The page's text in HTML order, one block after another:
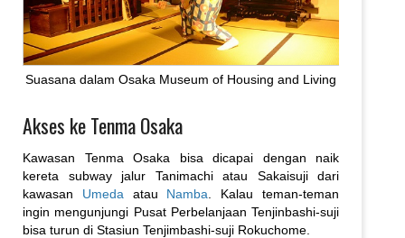
Suasana dalam Osaka Museum of Housing and Living
Akses ke Tenma Osaka
Kawasan Tenma Osaka bisa dicapai dengan naik
kereta subway jalur Tanimachi atau Sakaisuji dari
kawasan Umeda atau Namba . Kalau teman-teman
ingin mengunjungi Pusat Perbelanjaan Tenjinbashi-suji
bisa turun di Stasiun Tenjimbashi-suji Rokuchome.